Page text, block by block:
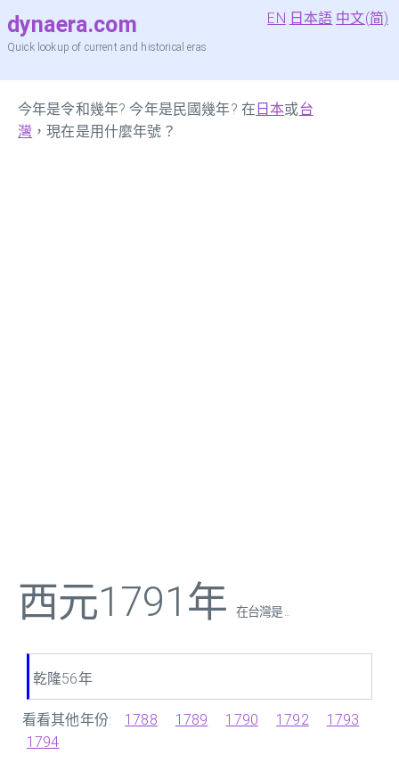
dynaera.com
Quick lookup of current and historical eras
EN 日本語 中文(简)
今年是令和幾年? 今年是民國幾年? 在 日本或台
灣 ，現在是用什麼年號？
西元1791年 在台灣是 ...
乾隆56年
看看其他年份: 1788 1789 1790 1792
1793
1794